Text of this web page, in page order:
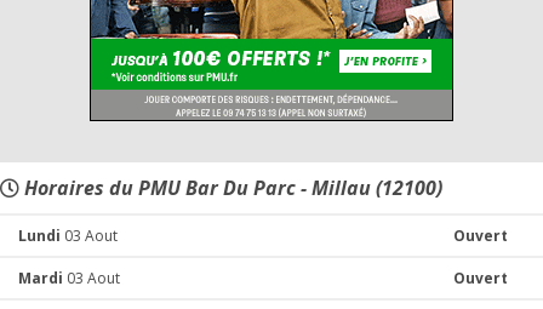
Horaires du PMU Bar Du Parc - Millau (12100)
Lundi 03 Aout Ouvert
Mardi 03 Aout Ouvert